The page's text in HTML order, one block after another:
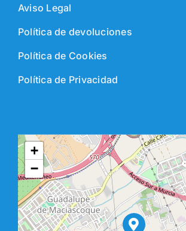
Aviso Legal
Política de devoluciones
Política de Cookies
Política de Privacidad
+
−